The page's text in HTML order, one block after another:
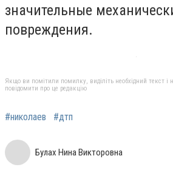
значительные
повреждения.
Якщо ви помітили помилку, виділіть необхідний текст і
повідомити про це редакцію
#николаев #дтп
Булах Нина Викторовна